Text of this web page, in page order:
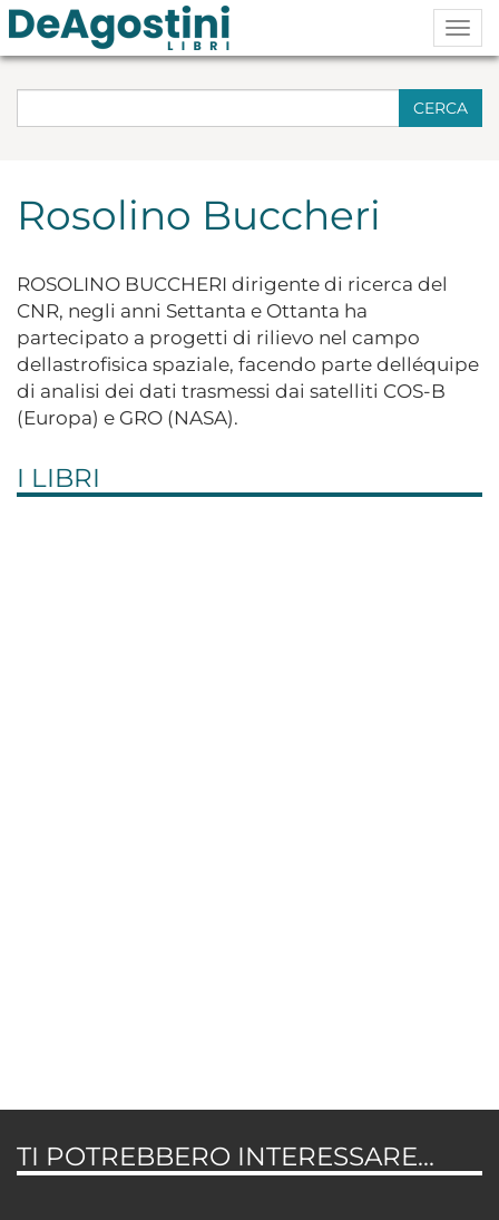
CERCA
Rosolino Buccheri
ROSOLINO BUCCHERI dirigente di ricerca del
CNR, negli anni Settanta e Ottanta ha
partecipato a progetti di rilievo nel campo
dellastrofisica spaziale, facendo parte delléquipe
di analisi dei dati trasmessi dai satelliti COS-B
(Europa) e GRO (NASA).
I LIBRI
TI POTREBBERO INTERESSARE...